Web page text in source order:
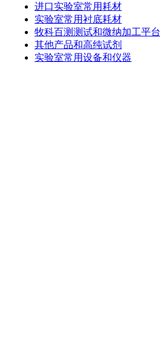
进口实验室常用耗材
实验室常用衬底耗材
牧科百测测试和微纳加工平台
其他产品和高纯试剂
实验室常用设备和仪器